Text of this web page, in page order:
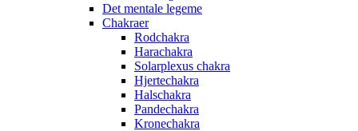
Det mentale legeme
Chakraer
Rodchakra
Harachakra
Solarplexus chakra
Hjertechakra
Halschakra
Pandechakra
Kronechakra